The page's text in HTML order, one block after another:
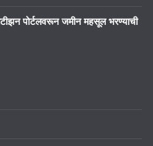
पोर्टलवरून जमीन महसूल भरण्याची